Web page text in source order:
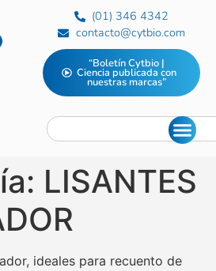
(01) 346 4342
contacto@cytbio.com
“Boletín Cytbio |
Ciencia publicada con
nuestras marcas”
LISANTES
ideales para recuento de